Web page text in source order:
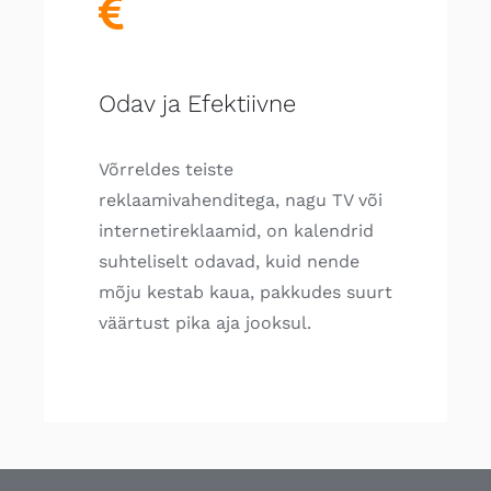
Odav ja Efektiivne
Võrreldes teiste
reklaamivahenditega, nagu TV või
internetireklaamid, on kalendrid
suhteliselt odavad, kuid nende
mõju kestab kaua, pakkudes suurt
väärtust pika aja jooksul.